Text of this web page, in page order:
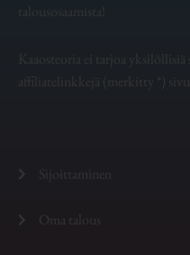
talousosaamista!
Kaaosteoria ei tarjoa
affiliatelinkkejä (merkitty *)
Sijoittaminen
Oma talous